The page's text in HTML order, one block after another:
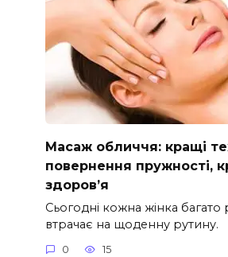
Масаж обличчя: кращі
повернення пружності,
здоров’я
Сьогодні кожна жінка багато
втрачає на щоденну рутину.
0 15